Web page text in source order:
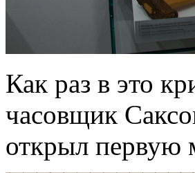
Как раз в это
часовщик
открыл первую